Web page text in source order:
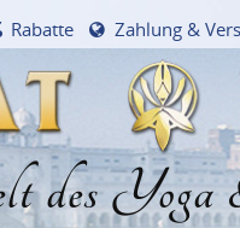
des
Rabatte Zahlung &